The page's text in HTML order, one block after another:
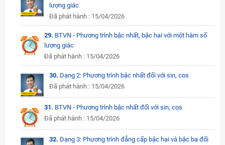
lượng giác
Đã phát hành : 15/04/2026
29. BTVN - Phương trình bậc nhất, bậc hai với một hàm số
lượng giác
Đã phát hành : 15/04/2026
30. Dạng 2: Phương trình bậc nhất đối với sin, cos
Đã phát hành : 15/04/2026
31. BTVN - Phương trình bậc nhất đối với sin, cos
Đã phát hành : 15/04/2026
32. Dạng 3: Phương trình đẳng cấp bậc hai và bậc ba đối